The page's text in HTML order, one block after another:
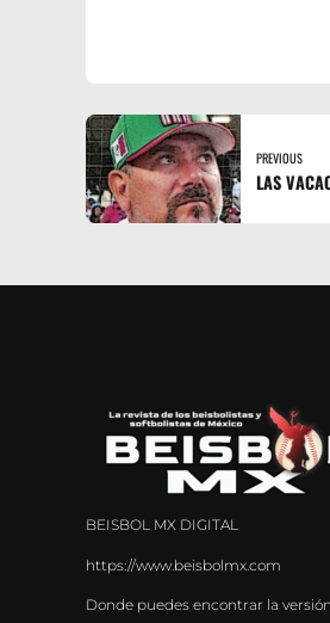
PREVIOUS
LAS
BEISBOL MX DIGITAL
https://www.beisbolmx.com
Donde puedes encontrar la